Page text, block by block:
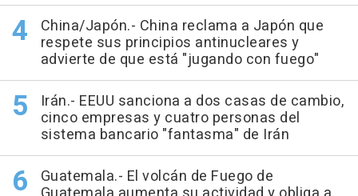
China/Japón.- China reclama a Japón que
respete sus principios antinucleares y
advierte de que está "jugando con fuego"
Irán.- EEUU sanciona a dos casas de cambio,
cinco empresas y cuatro personas del
sistema bancario "fantasma" de Irán
Guatemala.- El volcán de Fuego de